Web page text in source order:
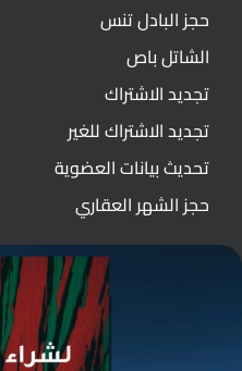
حجز البادل تنس
الشاتل باص
تجديد الاشتراك
تجديد الاشتراك للغير
تحديث بيانات العضوية
حجز الشهر العقاري